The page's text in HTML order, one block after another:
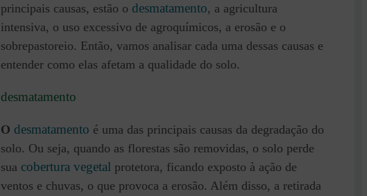
principais causas, estão o desmatamento, a agricultura
intensiva, o uso excessivo de agroquímicos, a erosão e o
sobrepastoreio. Então, vamos analisar cada uma dessas causas e
entender como elas afetam a qualidade do solo.
desmatamento
O desmatamento é uma das principais causas da degradação do
solo. Ou seja, quando as florestas são removidas, o solo perde
sua cobertura vegetal protetora, ficando exposto à ação de
ventos e chuvas, o que provoca a erosão. Além disso, a retirada